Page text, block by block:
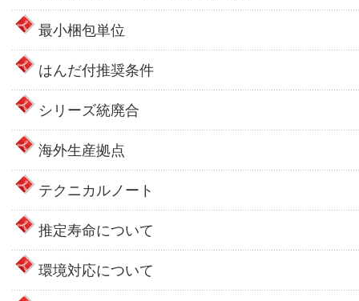
最小梱包単位
はんだ付推奨条件
シリーズ統廃合
海外生産拠点
テクニカルノート
推定寿命について
環境対応について